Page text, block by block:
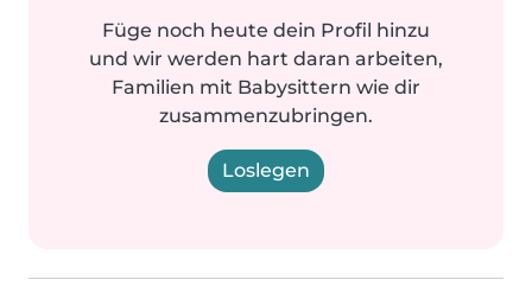
Füge noch heute dein Profil hinzu
und wir werden hart daran arbeiten,
Familien mit Babysittern wie dir
zusammenzubringen.
Loslegen